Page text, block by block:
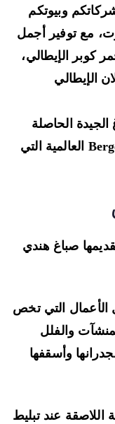
وبيوتكم
توفير أجمل
الإيطالي،
الحاصلة
على الجودة العالمية مثل ماركة Berger العالمية التي
صباغ هندي
التي تخص
والفلل
وأسقفها
عند تبليط